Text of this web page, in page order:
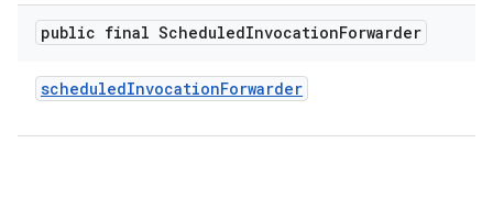
public final ScheduledInvocationForwarder
scheduledInvocationForwarder